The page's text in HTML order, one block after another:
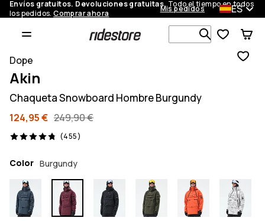
Envíos gratuitos. Devoluciones gratuitas.Todo el tiempo en todos
los pedidos.Comprar ahora Mis pedidos ES
Busca en
Dope
Akin
Chaqueta Snowboard Hombre Burgundy
124,95 € 249,90 €
(455)
455 opiniones, 4.8/5
Color Burgundy